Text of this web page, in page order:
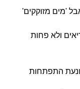
'מים מזוקקים'
ולא פחות
התפתחות